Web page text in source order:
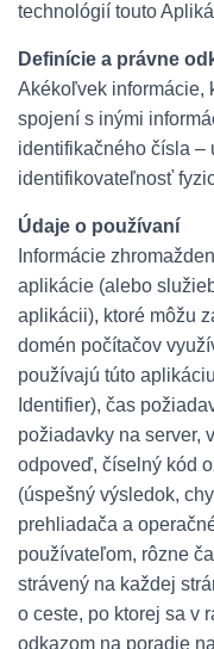
technológií touto
Definície a právne
Akékoľvek informácie,
spojení s inými
identifikačného čísla –
identifikovateľnosť
Údaje o používaní
Informácie
aplikácie (alebo
aplikácii), ktoré môžu
domén počítačov
používajú túto
Identifier), čas
požiadavky na server,
odpoveď, číselný kód
(úspešný výsledok,
prehliadača a
používateľom, rôzne
strávený na každej
o ceste, po ktorej sa v
odkazom na poradie